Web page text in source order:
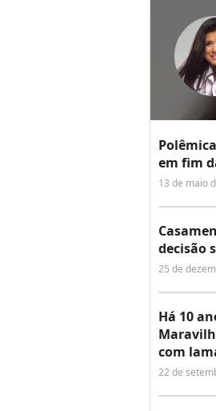
em fim
13 de maio
decisão
25 de
Há 10
com
22 de